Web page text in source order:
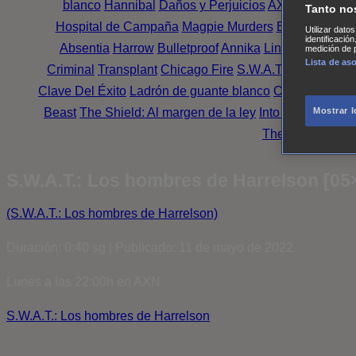
blanco Hannibal Daños y Perjuicios AXN Masters
Hospital de Campaña Magpie Murders Blindspot
Absentia Harrow Bulletproof Annika Lincoln
Criminal Transplant Chicago Fire S.W.A.T.: Los
Clave Del Éxito Ladrón de guante blanco Outsiders
Beast The Shield: Al margen de la ley Into the Dark
The Oath
(S.W.A.T.: Los hombres de Harrelson)
S.W.A.T.: Los hombres de Harrelson
Tanto
Utilizar
medición de
Lista de
Mostrar